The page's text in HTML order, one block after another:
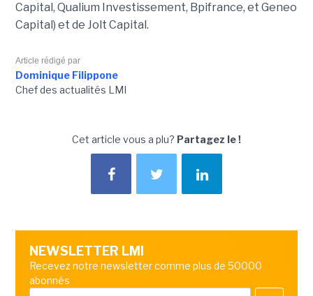
Capital, Qualium Investissement, Bpifrance, et Geneo
Capital) et de Jolt Capital.
Article rédigé par
Dominique Filippone
Chef des actualités LMI
Cet article vous a plu? Partagez le !
NEWSLETTER LMI
Recevez notre newsletter comme plus de 50000
abonnés